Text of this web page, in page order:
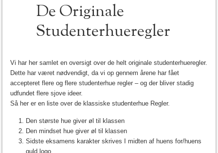
De Originale
Studenterhueregler
Vi har her samlet en oversigt over de helt originale studenterhueregler.
Dette har været nødvendigt, da vi op gennem årene har fået
accepteret flere og flere studenterhue regler – og der bliver stadig
udfundet flere sjove ideer.
Så her er en liste over de klassiske studenterhue Regler.
Den største hue giver øl til klassen
Den mindset hue giver øl til klassen
Sidste eksamens karakter skrives I midten af huens for/huens
guld logo